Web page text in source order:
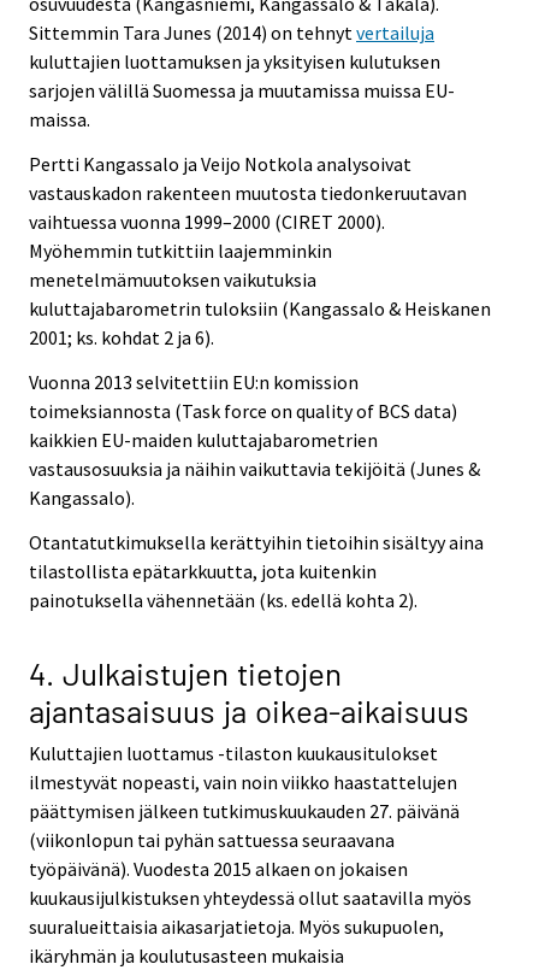
Sittemmin Tara Junes (2014) on tehnytvertailuja
kuluttajien luottamuksen ja yksityisen kulutuksen
sarjojen välillä Suomessa ja muutamissa muissa EU-
maissa.
Pertti Kangassalo ja Veijo Notkola analysoivat
vastauskadon rakenteen muutosta tiedonkeruutavan
vaihtuessa vuonna 1999–2000 (CIRET 2000).
Myöhemmin tutkittiin laajemminkin
menetelmämuutoksen vaikutuksia
kuluttajabarometrin tuloksiin (Kangassalo & Heiskanen
2001; ks. kohdat 2 ja 6).
Vuonna 2013 selvitettiin EU:n komission
toimeksiannosta (Task force on quality of BCS data)
kaikkien EU-maiden kuluttajabarometrien
vastausosuuksia ja näihin vaikuttavia tekijöitä (Junes &
Kangassalo).
Otantatutkimuksella kerättyihin tietoihin sisältyy aina
tilastollista epätarkkuutta, jota kuitenkin
painotuksella vähennetään (ks. edellä kohta 2).
4. Julkaistujen tietojen
ajantasaisuus ja oikea-aikaisuus
Kuluttajien luottamus -tilaston kuukausitulokset
ilmestyvät nopeasti, vain noin viikko haastattelujen
päättymisen jälkeen tutkimuskuukauden 27. päivänä
(viikonlopun tai pyhän sattuessa seuraavana
työpäivänä). Vuodesta 2015 alkaen on jokaisen
kuukausijulkistuksen yhteydessä ollut saatavilla myös
suuralueittaisia aikasarjatietoja. Myös sukupuolen,
ikäryhmän ja koulutusasteen mukaisia